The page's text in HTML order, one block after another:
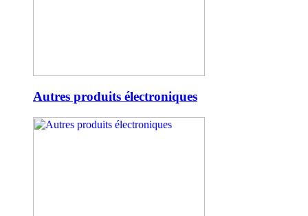
Autres produits électroniques